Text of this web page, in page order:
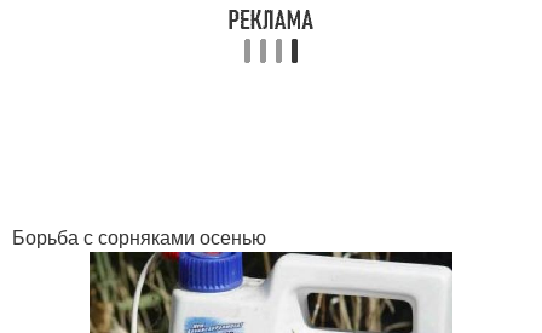
Борьба с сорняками осенью